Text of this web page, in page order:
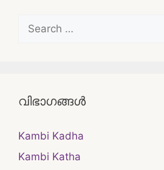
Search
for:
വിഭാഗങ്ങൾ
Kambi Kadha
Kambi Katha